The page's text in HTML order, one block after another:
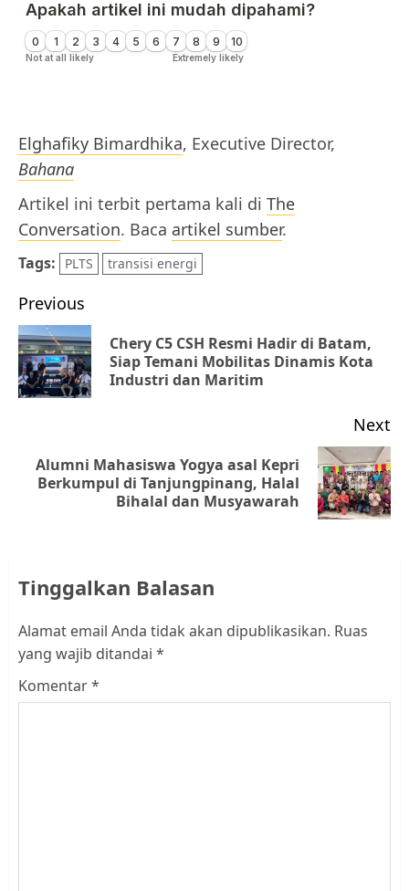
Elghafiky Bimardhika, Executive Director,
Bahana
Artikel ini terbit pertama kali di The
Conversation. Baca artikel sumber.
Tags: PLTS transisi energi
Post
navigation
Previous
Chery C5 CSH Resmi Hadir di Batam,
Siap Temani Mobilitas Dinamis Kota
Industri dan Maritim
Next
Next
Alumni Mahasiswa Yogya asal Kepri
Berkumpul di Tanjungpinang, Halal
Bihalal dan Musyawarah
Tinggalkan Balasan
Alamat email Anda tidak akan dipublikasikan. Ruas
yang wajib ditandai *
Komentar*